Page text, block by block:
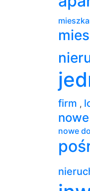
firm ,
nowe